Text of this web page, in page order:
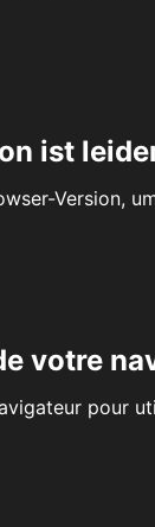
ist
Version,
votre
pour